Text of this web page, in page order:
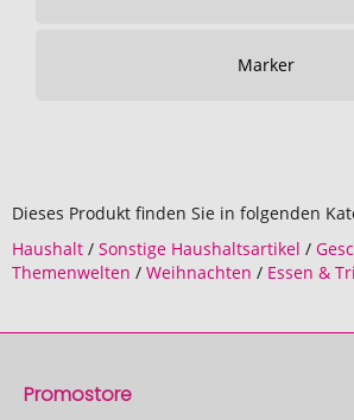
Marker
Dieses Produkt finden Sie in folgenden
Haushalt / Sonstige Haushaltsartikel /
Themenwelten / Weihnachten / Essen &
Promostore